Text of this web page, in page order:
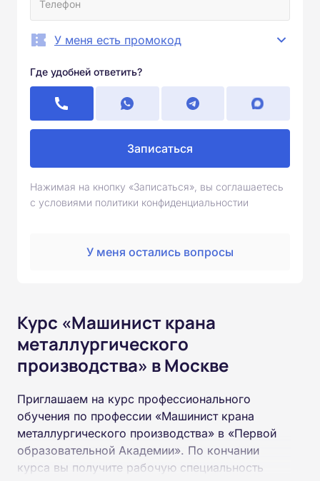
У меня есть промокод
Где удобней ответить?
Записаться
Нажимая на кнопку «Записаться», вы соглашаетесь
с условиями политики конфиденциальностии
У меня остались вопросы
Курс «Машинист крана
металлургического
производства» в Москве
Приглашаем на курс профессионального
обучения по профессии «Машинист крана
металлургического производства» в «Первой
образовательной Академии». По кончании
курса вы получите рабочую специальность